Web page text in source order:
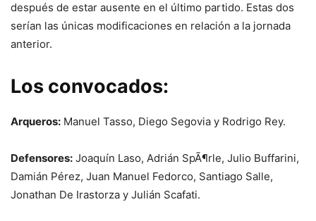
después de estar ausente en el último partido. Estas dos
serían las únicas modificaciones en relación a la jornada
anterior.
Los convocados:
Arqueros: Manuel Tasso, Diego Segovia y Rodrigo Rey.
Defensores: Joaquín Laso, Adrián SpÃ¶rle, Julio Buffarini,
Damián Pérez, Juan Manuel Fedorco, Santiago Salle,
Jonathan De Irastorza y Julián Scafati.